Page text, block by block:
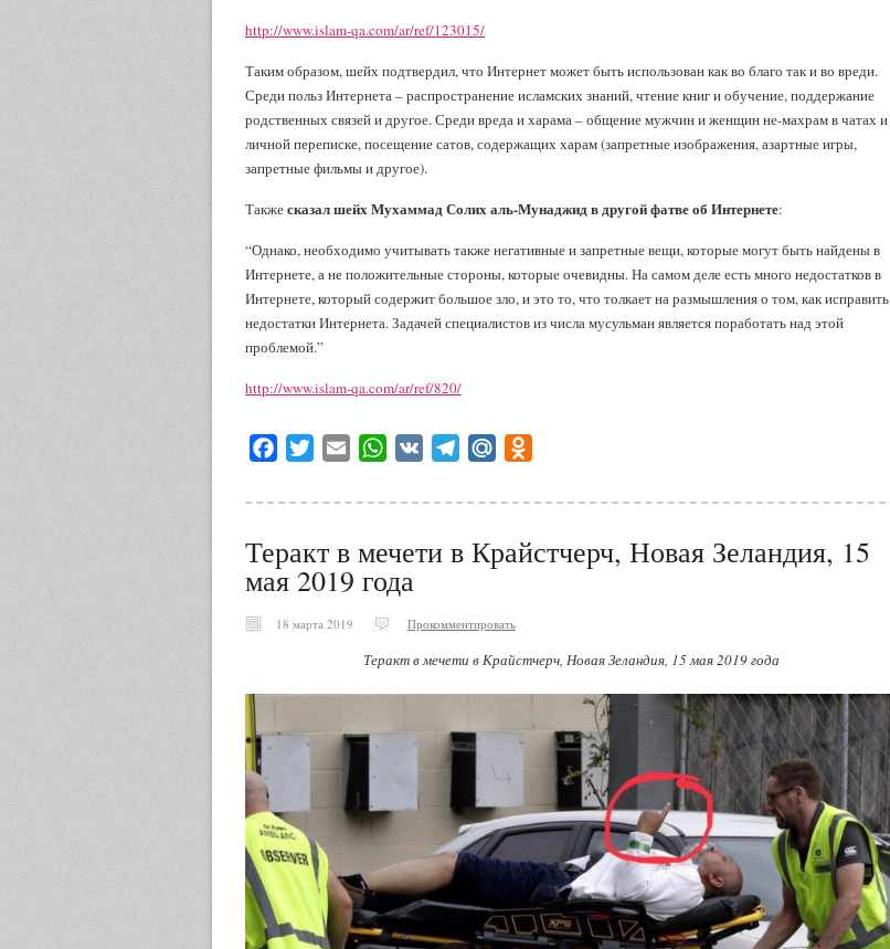
http://www.islam-qa.com/ar/ref/123015/
Таким образом, шейх подтвердил, что Интернет может быть использован как во благо так и во вреди.
Среди польз Интернета – распространение исламских знаний, чтение книг и обучение, поддержание
родственных связей и другое. Среди вреда и харама – общение мужчин и женщин не-махрам в чатах и
личной переписке, посещение сатов, содержащих харам (запретные изображения, азартные игры,
запретные фильмы и другое).
Такжесказал шейх Мухаммад Солих аль-Мунаджид в другой фатве об Интернете:
“Однако, необходимо учитывать также негативные и запретные вещи, которые могут быть найдены в
Интернете, а не положительные стороны, которые очевидны. На самом деле есть много недостатков в
Интернете, который содержит большое зло, и это то, что толкает на размышления о том, как исправить
недостатки Интернета. Задачей специалистов из числа мусульман является поработать над этой
проблемой.”
http://www.islam-qa.com/ar/ref/820/
Facebook
Twitter Email WhatsApp
VK TelegramMail.Ru
Теракт в мечети в Крайстчерч, Новая Зеландия, 15
мая 2019 года
18 марта 2019 Прокомментировать
Теракт в мечети в Крайстчерч, Новая Зеландия, 15 мая 2019 года